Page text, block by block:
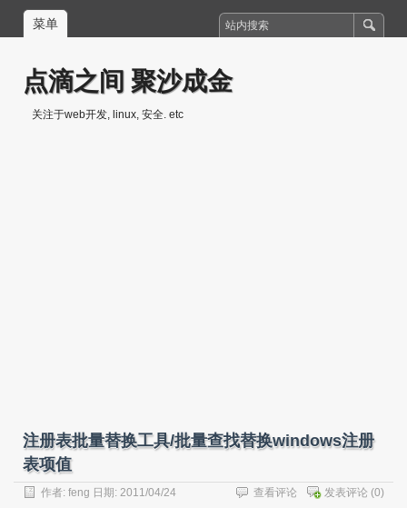
菜单
点滴之间 聚沙成金
关注于web开发, linux, 安全. etc
注册表批量替换工具/批量查找替换windows注册
表项值
作者: feng 日期: 2011/04/24 发表评论 (0)
查看评论